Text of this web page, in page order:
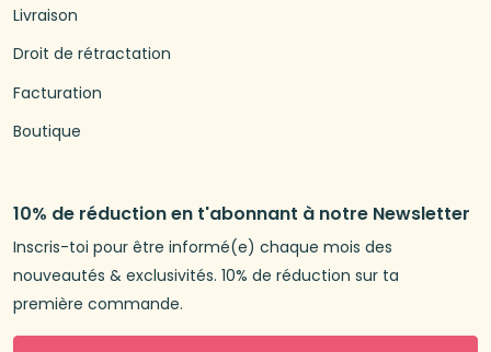
Livraison
Droit de rétractation
Facturation
Boutique
10% de réduction en t'abonnant à notre Newsletter
Inscris-toi pour être informé(e) chaque mois des
nouveautés & exclusivités. 10% de réduction sur ta
première commande.